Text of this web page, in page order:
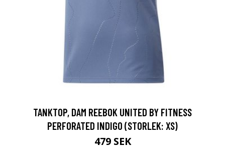
TANKTOP, DAM REEBOK UNITED BY FITNESS
PERFORATED INDIGO (STORLEK: XS)
479 SEK